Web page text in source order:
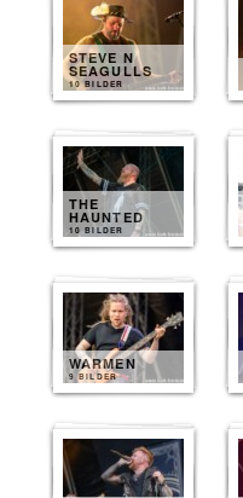
STEVE N
SEAGULLS
10 BILDER
THE
HAUNTED
10 BILDER
WARMEN
9 BILDER